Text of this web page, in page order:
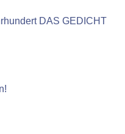
DAS GEDICHT